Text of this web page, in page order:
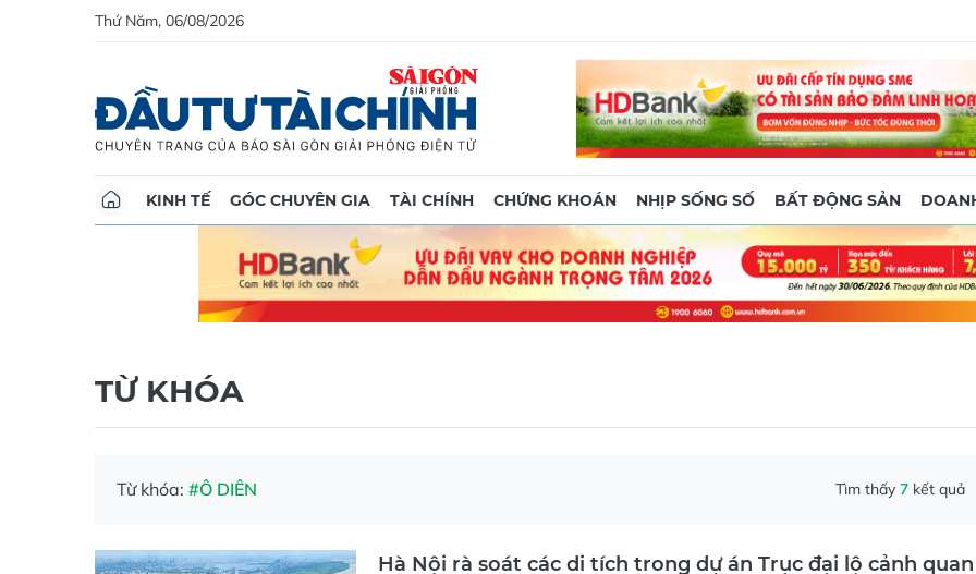
Thứ Năm, 06/08/2026
KINH TẾ GÓC CHUYÊN GIA TÀI CHÍNH CHỨNG KHOÁN NHỊP SỐNG SỐ BẤT ĐỘNG SẢN
TỪ KHÓA
Từ khóa: #Ô DIÊN
(ĐTTCO)-Văn phòng Thành ủy Hà Nội vừa có thông báo kết luận của Ban Thường vụ